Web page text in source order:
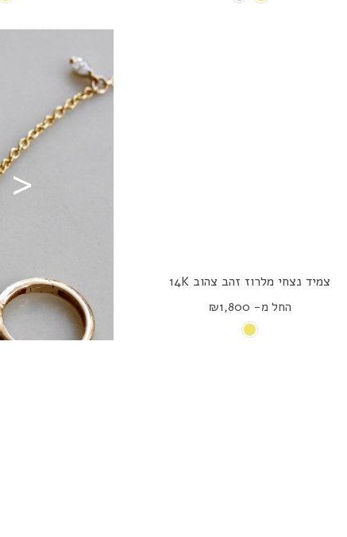
צמיד נצחי מלרוז זהב צהוב 14K
החל מ- ₪1,800